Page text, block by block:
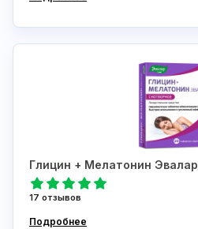
Глицин + Мелатонин Эвалар
17 отзывов
Подробнее